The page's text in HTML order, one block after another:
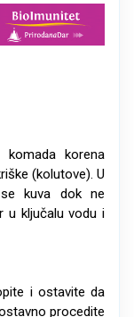
korena
(kolutove). U
kuva dok ne
u ključalu vodu i
i ostavite da
procedite